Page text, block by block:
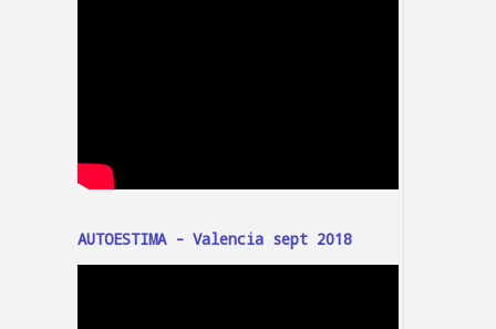
AUTOESTIMA - Valencia sept 2018